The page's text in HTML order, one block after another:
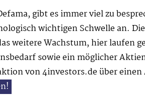
gibt es immer viel zu
wichtigen Schwelle an.
weitere Wachstum, hier laufen
sowie ein möglicher
von 4investors.de über